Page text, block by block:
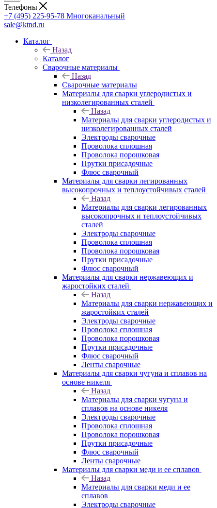
Телефоны
+7 (495) 225-95-78 Многоканальный
sale@ktnd.ru
Каталог
Назад
Каталог
Сварочные материалы
Назад
Сварочные материалы
Материалы для сварки углеродистых и
низколегированных сталей
Назад
Материалы для сварки углеродистых и
низколегированных сталей
Электроды сварочные
Проволока сплошная
Проволока порошковая
Прутки присадочные
Флюс сварочный
Материалы для сварки легированных
высокопрочных и теплоустойчивых сталей
Назад
Материалы для сварки легированных
высокопрочных и теплоустойчивых
сталей
Электроды сварочные
Проволока сплошная
Проволока порошковая
Прутки присадочные
Флюс сварочный
Материалы для сварки нержавеющих и
жаростойких сталей
Назад
Материалы для сварки нержавеющих и
жаростойких сталей
Электроды сварочные
Проволока сплошная
Проволока порошковая
Прутки присадочные
Флюс сварочный
Ленты сварочные
Материалы для сварки чугуна и сплавов на
основе никеля
Назад
Материалы для сварки чугуна и
сплавов на основе никеля
Электроды сварочные
Проволока сплошная
Проволока порошковая
Прутки присадочные
Флюс сварочный
Ленты сварочные
Материалы для сварки меди и ее сплавов
Назад
Материалы для сварки меди и ее
сплавов
Электроды сварочные